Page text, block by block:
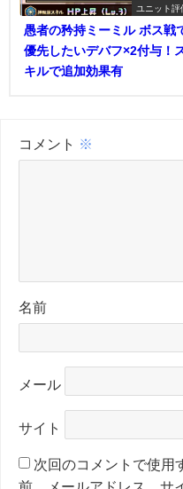
ユニット評
愚者の矜持ミーミル ボス戦
優先したいデバフ×2付与！
キルで追加効果有
コメント ※
名前
メール
サイト
次回のコメントで使用
前、メールアドレス、サ